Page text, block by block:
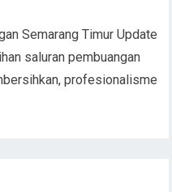
Semarang Timur Update
saluran pembuangan
profesionalisme